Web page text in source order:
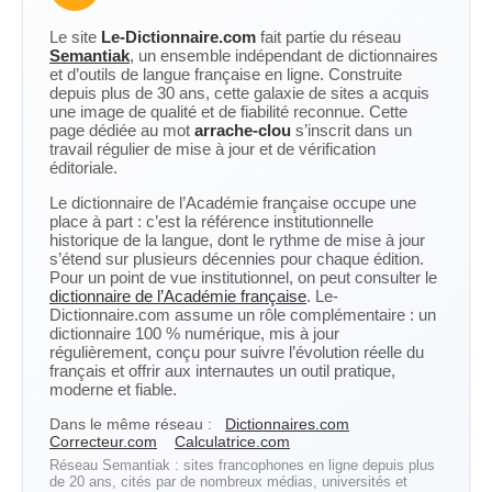
Le site Le-Dictionnaire.com fait partie du réseau
Semantiak, un ensemble indépendant de dictionnaires
et d’outils de langue française en ligne. Construite
depuis plus de 30 ans, cette galaxie de sites a acquis
une image de qualité et de fiabilité reconnue. Cette
page dédiée au mot arrache-clou s’inscrit dans un
travail régulier de mise à jour et de vérification
éditoriale.
Le dictionnaire de l’Académie française occupe une
place à part : c’est la référence institutionnelle
historique de la langue, dont le rythme de mise à jour
s’étend sur plusieurs décennies pour chaque édition.
Pour un point de vue institutionnel, on peut consulter le
dictionnaire de l’Académie française. Le-
Dictionnaire.com assume un rôle complémentaire : un
dictionnaire 100 % numérique, mis à jour
régulièrement, conçu pour suivre l’évolution réelle du
français et offrir aux internautes un outil pratique,
moderne et fiable.
Dans le même réseau :
Dictionnaires.com
Correcteur.com
Calculatrice.com
Réseau Semantiak : sites francophones en ligne depuis plus
de 20 ans, cités par de nombreux médias, universités et